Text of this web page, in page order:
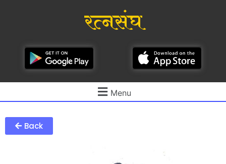
रत्नसंघ
Menu
Back